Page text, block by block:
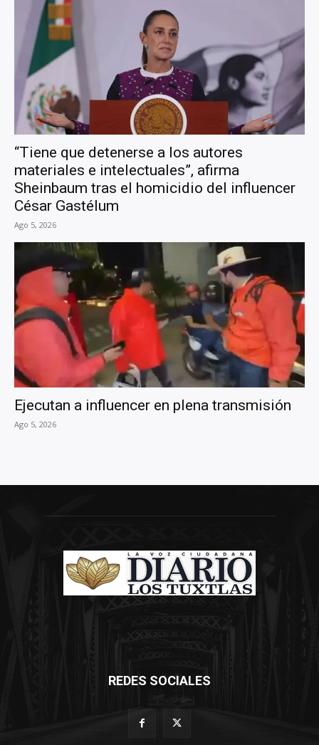
“Tiene que detenerse a los autores
materiales e intelectuales”, afirma
Sheinbaum tras el homicidio del influencer
César Gastélum
Ago 5, 2026
Ejecutan a influencer en plena transmisión
Ago 5, 2026
REDES SOCIALES